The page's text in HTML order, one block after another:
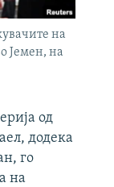
на
Јемен, на
од
додека
го
на